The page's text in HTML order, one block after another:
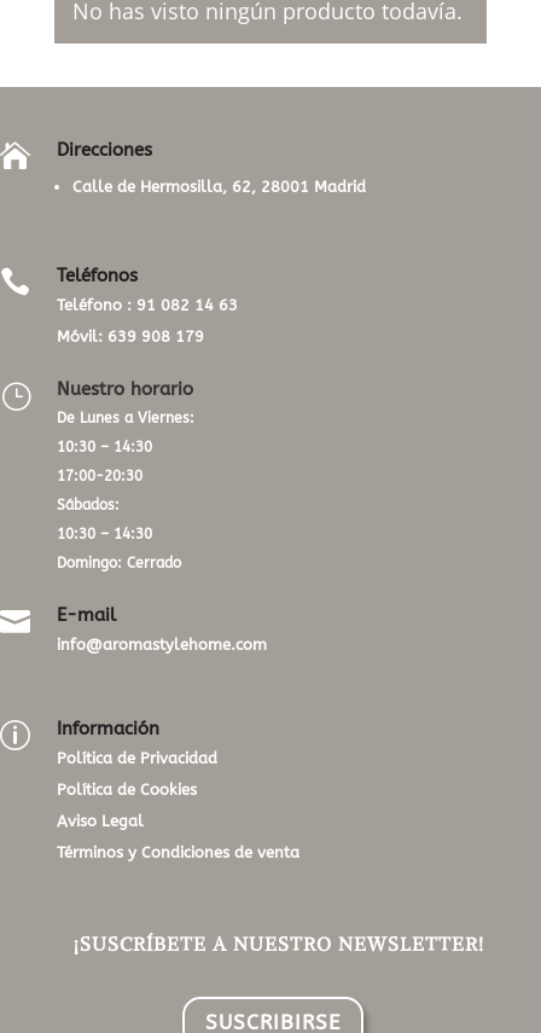
No has visto ningún producto todavía.
 Direcciones
Calle de Hermosilla, 62, 28001 Madrid
 Teléfonos
Teléfono : 91 082 14 63
Móvil: 639 908 179
} Nuestro horario
De Lunes a Viernes:
10:30 – 14:30
17:00-20:30
Sábados:
10:30 – 14:30
Domingo: Cerrado
 E-mail
info@aromastylehome.com
p Información
Política de Privacidad
Política de Cookies
Aviso Legal
Términos y Condiciones de venta
¡SUSCRÍBETE A NUESTRO NEWSLETTER!
SUSCRIBIRSE